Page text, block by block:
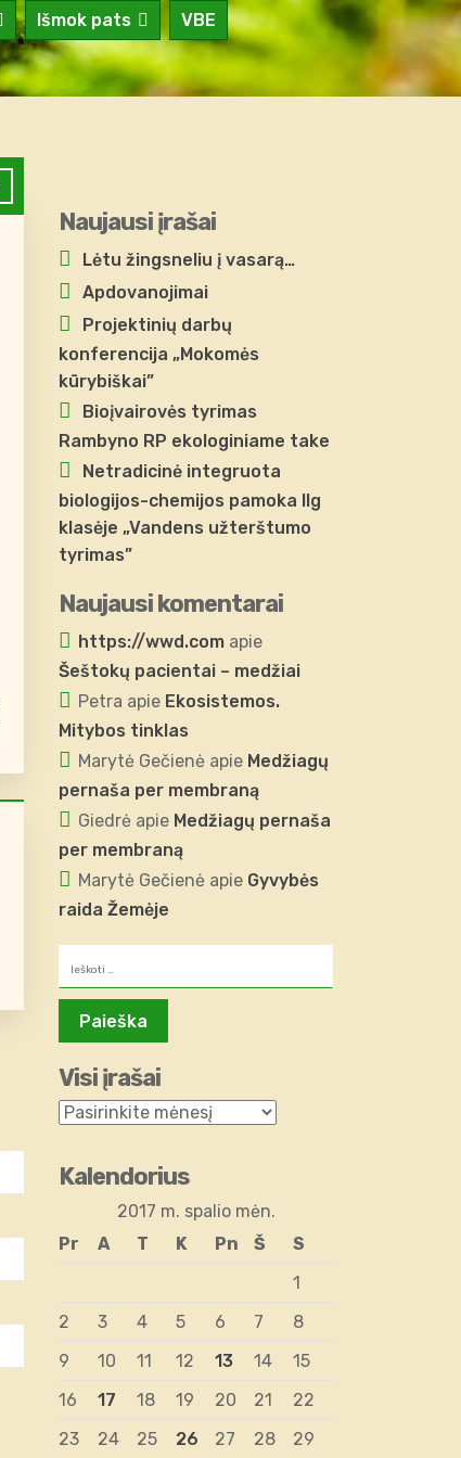
Išmok pats
VBE
Naujausi įrašai
Lėtu žingsneliu į vasarą…
Apdovanojimai
Projektinių darbų
konferencija „Mokomės
kūrybiškai”
Bioįvairovės tyrimas
Rambyno RP ekologiniame take
Netradicinė integruota
biologijos-chemijos pamoka IIg
klasėje „Vandens užterštumo
tyrimas”
Naujausi komentarai
https://wwd.com apie
Šeštokų pacientai – medžiai
Petra apie Ekosistemos.
Mitybos tinklas
Marytė Gečienė apie Medžiagų
pernaša per membraną
Giedrė apie Medžiagų pernaša
per membraną
Marytė Gečienė apie Gyvybės
raida Žemėje
Visi įrašai
Kalendorius
2017 m. spalio mėn.
Pr
A T K Pn Š
S
1
2
3 4 5 6 7
8
9
10 11 12 13 14
15
16
17 18 19 20 21
22
23
24 25 26 27 28 29